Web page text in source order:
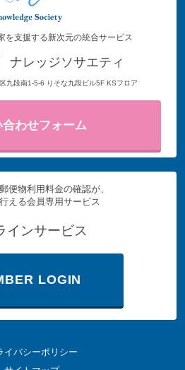
を支援する新次元の統合サービス
ナレッジソサエティ
九段南1-5-6 りそな九段ビル5F KSフロア
合わせフォーム
便物利用料金の確認が、
える会員専用サービス
インサービス
LOGIN
イバシーポリシー